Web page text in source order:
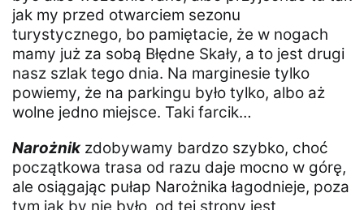
jak my przed otwarciem sezonu
turystycznego, bo pamiętacie, że w nogach
mamy już za sobą Błędne Skały, a to jest drugi
nasz szlak tego dnia. Na marginesie tylko
powiemy, że na parkingu było tylko, albo aż
wolne jedno miejsce. Taki farcik…
Narożnikzdobywamy bardzo szybko, choć
początkowa trasa od razu daje mocno w górę,
ale osiągając pułap Narożnika łagodnieje, poza